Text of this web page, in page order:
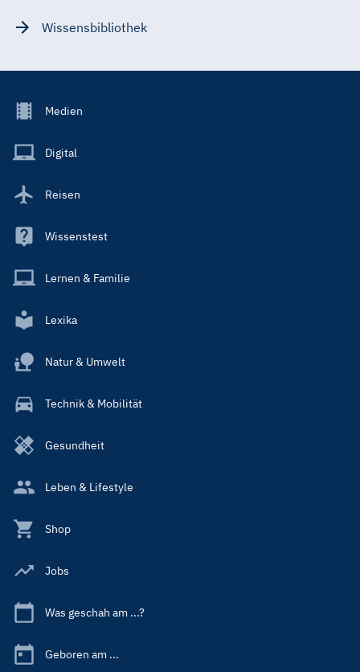
Wissensbibliothek
Footer
Main
Medien
Digital
Reisen
Wissenstest
Lernen & Familie
Lexika
Natur & Umwelt
Technik & Mobilität
Gesundheit
Leben & Lifestyle
Shop
Jobs
Was geschah am ...?
Geboren am ...